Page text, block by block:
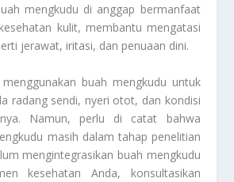
mengkudu di anggap bermanfaat
kulit, membantu mengatasi
jerawat, iritasi, dan penuaan dini.
buah mengkudu untuk
radang sendi, nyeri otot, dan kondisi
Namun, perlu di catat bahwa
masih dalam tahap penelitian
mengintegrasikan buah mengkudu
kesehatan Anda, konsultasikan